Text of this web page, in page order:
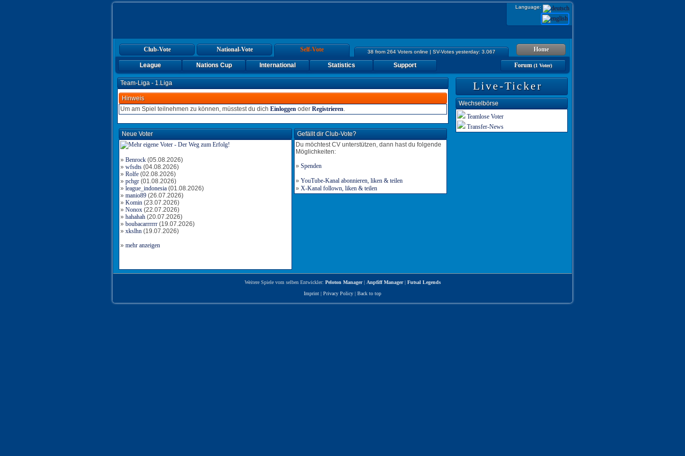
Language:
38 from 264 Voters online | SV-Votes yesterday: 3.067
Club-Vote National-Vote Self-Vote Home
Forum(1 Voter)
League Nations Cup International Statistics Support
Team-Liga - 1.Liga
Hinweis
Um am Spiel teilnehmen zu können, müsstest du dich Einloggen oder Registrieren.
Neue Voter
» Benrock (05.08.2026)
» wfsdts (04.08.2026)
» Rolfe (02.08.2026)
» pchgr (01.08.2026)
» league_indonesia (01.08.2026)
» manio89 (26.07.2026)
» Komin (23.07.2026)
» Nonox (22.07.2026)
» hahahah (20.07.2026)
» boubacarrrrrr (19.07.2026)
» xkslhn (19.07.2026)
» mehr anzeigen
Gefällt dir Club-Vote?
Du möchtest CV unterstützen, dann hast du folgende
Möglichkeiten:
» Spenden
» YouTube-Kanal abonnieren, liken & teilen
» X-Kanal follown, liken & teilen
Live-Ticker
Wechselbörse
Teamlose Voter
Transfer-News
Weitere Spiele vom selben Entwickler: Peloton Manager| Anpfiff Manager| Futsal Legends
Imprint | Privacy Policy | Back to top